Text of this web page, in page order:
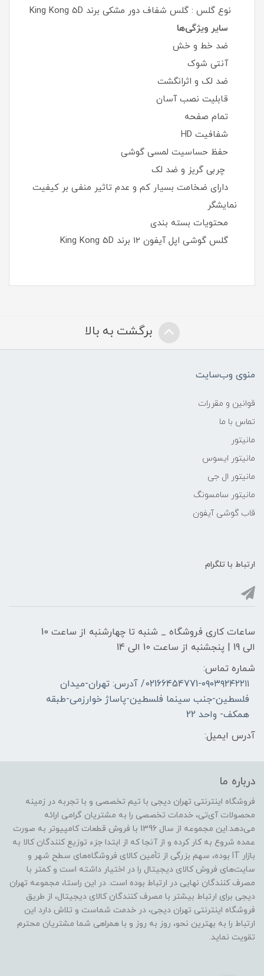
نوع گلس : گلس شفاف دور مشکی برند King Kong 5D
سایر ویژگی‌ها
ضد خط و خش
آنتی شوک
ضد لک و اثرانگشت
قابلیت نصب آسان
تمام صفحه
شفافیت HD
حفظ حساسیت لمسی گوشی
چربی گریز و ضد لک
دارای ضخامت بسیار کم و عدم تاثیر منفی بر کیفیت
نمایشگر
محتویات بسته بندی
گلس گوشی اپل آیفون 12 برند King Kong 5D
برگشت به بالا
منوی وب‌سایت
قوانین و مقررات
تماس با ما
مانیتور
مانیتور ایسوس
مانیتور ال جی
مانیتور سامسونگ
قاب گوشی آیفون
ارتباط با تلگرام
ساعات کاری فروشگاه _ شنبه تا چهارشنبه از ساعت 10
الی 19 | پنجشنبه از ساعت 10 الی 14
شماره تماس:
02166454771-۰۹۰۳۹۲۴۲۲۱۱/ آدرس: تهران-میدان
فلسطین-جنب سینما فلسطین-پاساژ خوارزمی-طبقه
همکف- واحد 22
آدرس ایمیل:
درباره ما
فروشگاه اینترنتی تهران دیجی با تیم تخصصی و با تجربه در زمینه
محصولات آی‌تی، خدمات تخصصی را به مشتریان گرامی ارائه
می‌دهد.این مجموعه از سال 1396 با فروش قطعات کامپیوتر به صورت
عمده شروع به کار کرده و از آنجا که از ابتدا جزء توزیع کنندگان کالا به
بازار IT بوده، سهم بزرگی از تأمین کالای فروشگاه‌های سطح شهر و
سایت‌های فروش کالای دیجیتال را در اختیار داشته است و کمتر با
مصرف کنندگان نهایی در ارتباط بوده است. در این راستا، مجموعه تهران
دیجی برای ارتباط بیشتر با مصرف کنندگان کالای دیجیتال، از طریق
فروشگاه اینترنتی تهران دیجی، در خدمت شماست و تلاش دارد این
ارتباط را به بهترین نحو، روز به روز و با همراهی شما مشتریان محترم
تقویت نماید.